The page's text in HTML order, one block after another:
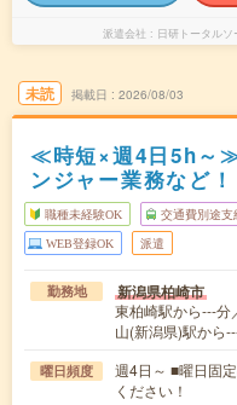
派遣会社 日研トータル
未読 掲載日 2026/08/03
≪時短×週4日5h～
ンジャー業務など！
職種未経験OK 交通費別途支
WEB登録OK 派遣
勤務地 新潟県柏崎市
東柏崎駅から---分
山(新潟県)駅から
曜日頻度
週4日～ ■曜日固
ください！